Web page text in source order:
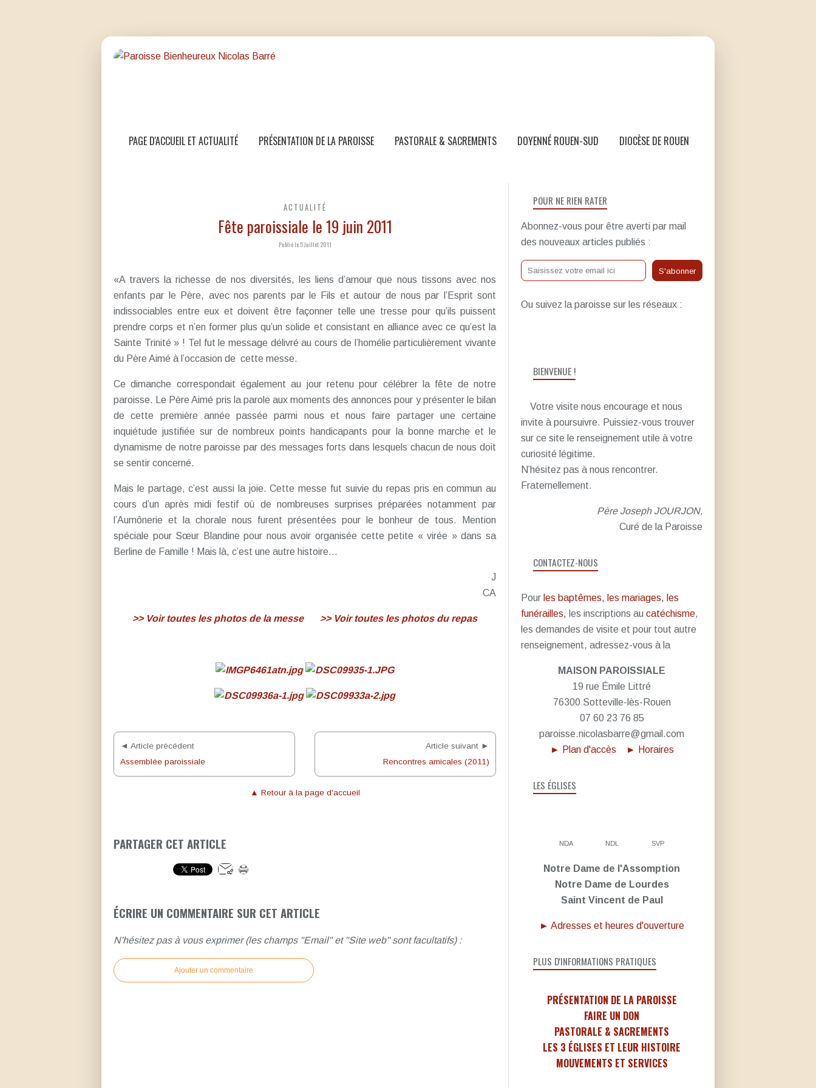
PAGE D'ACCUEIL ET ACTUALITÉ PRÉSENTATION DE LA PAROISSE PASTORALE & SACREMENTS DOYENNÉ ROUEN-SUD DIOCÈSE DE ROUEN
ACTUALITÉ
Fête paroissiale le 19 juin 2011
Publié le 5 Juillet 2011
«A travers la richesse de nos diversités, les liens d’amour que nous tissons avec nos
enfants par le Père, avec nos parents par le Fils et autour de nous par l’Esprit sont
indissociables entre eux et doivent être façonner telle une tresse pour qu’ils puissent
prendre corps et n’en former plus qu’un solide et consistant en alliance avec ce qu’est la
Sainte Trinité » ! Tel fut le message délivré au cours de l’homélie particulièrement vivante
du Père Aimé à l’occasion de cette messe.
Ce dimanche correspondait également au jour retenu pour célébrer la fête de notre
paroisse. Le Père Aimé pris la parole aux moments des annonces pour y présenter le bilan
de cette première année passée parmi nous et nous faire partager une certaine
inquiétude justifiée sur de nombreux points handicapants pour la bonne marche et le
dynamisme de notre paroisse par des messages forts dans lesquels chacun de nous doit
se sentir concerné.
Mais le partage, c’est aussi la joie. Cette messe fut suivie du repas pris en commun au
cours d’un après midi festif où de nombreuses surprises préparées notamment par
l’Aumônerie et la chorale nous furent présentées pour le bonheur de tous. Mention
spéciale pour Sœur Blandine pour nous avoir organisée cette petite « virée » dans sa
Berline de Famille ! Mais là, c’est une autre histoire…
J
CA
>> Voir toutes les photos de la messe >> Voir toutes les photos du repas
◄ Article précédent
Assemblée paroissiale
Article suivant ►
Rencontres amicales (2011)
▲ Retour à la page d'accueil
PARTAGER CET ARTICLE
ÉCRIRE UN COMMENTAIRE SUR CET ARTICLE
N'hésitez pas à vous exprimer (les champs "Email" et "Site web" sont facultatifs) :
Ajouter un commentaire
POUR NE RIEN RATER
Abonnez-vous pour être averti par mail
des nouveaux articles publiés :
Ou suivez la paroisse sur les réseaux :
BIENVENUE !
Votre visite nous encourage et nous
invite à poursuivre. Puissiez-vous trouver
sur ce site le renseignement utile à votre
curiosité légitime.
N’hésitez pas à nous rencontrer.
Fraternellement.
Père Joseph JOURJON,
Curé de la Paroisse
CONTACTEZ-NOUS
Pour les baptêmes, les mariages, les
funérailles, les inscriptions au catéchisme,
les demandes de visite et pour tout autre
renseignement, adressez-vous à la
MAISON PAROISSIALE
19 rue Émile Littré
76300 Sotteville-lès-Rouen
07 60 23 76 85
paroisse.nicolasbarre@gmail.com
► Plan d'accès
► Horaires
LES ÉGLISES
NDA NDL SVP
Notre Dame de l'Assomption
Notre Dame de Lourdes
Saint Vincent de Paul
► Adresses et heures d'ouverture
PLUS D'INFORMATIONS PRATIQUES
PRÉSENTATION DE LA PAROISSE
FAIRE UN DON
PASTORALE & SACREMENTS
LES 3 ÉGLISES ET LEUR HISTOIRE
MOUVEMENTS ET SERVICES